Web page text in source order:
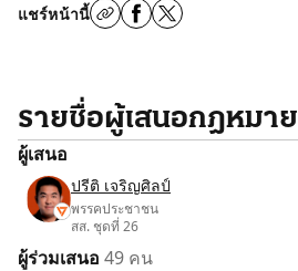
แชร์หน้านี้
รายชื่อผู้เสนอกฎหมาย
ผู้เสนอ
ปรีติ เจริญศิลป์
พรรคประชาชน
สส. ชุดที่ 26
ผู้ร่วมเสนอ 49 คน